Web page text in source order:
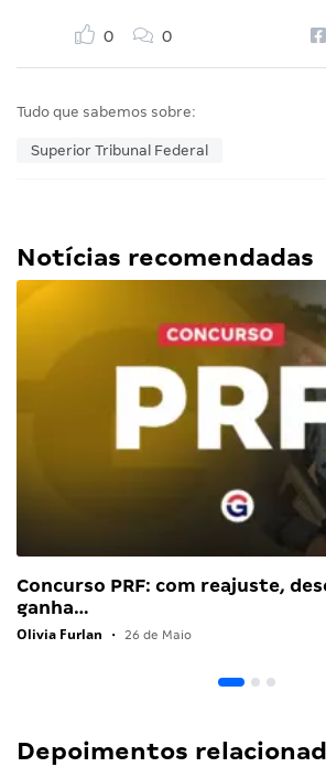
0 0
Tudo que sabemos sobre:
Superior Tribunal Federal
Notícias recomendadas
Concurso PRF: com reajuste,
ganha…
Olivia Furlan • 26 de Maio
Depoimentos